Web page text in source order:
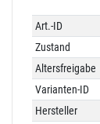
Technisches
Merkmal
Wert
Art.-ID
Zustand
Altersfreigabe
Varianten-ID
Hersteller